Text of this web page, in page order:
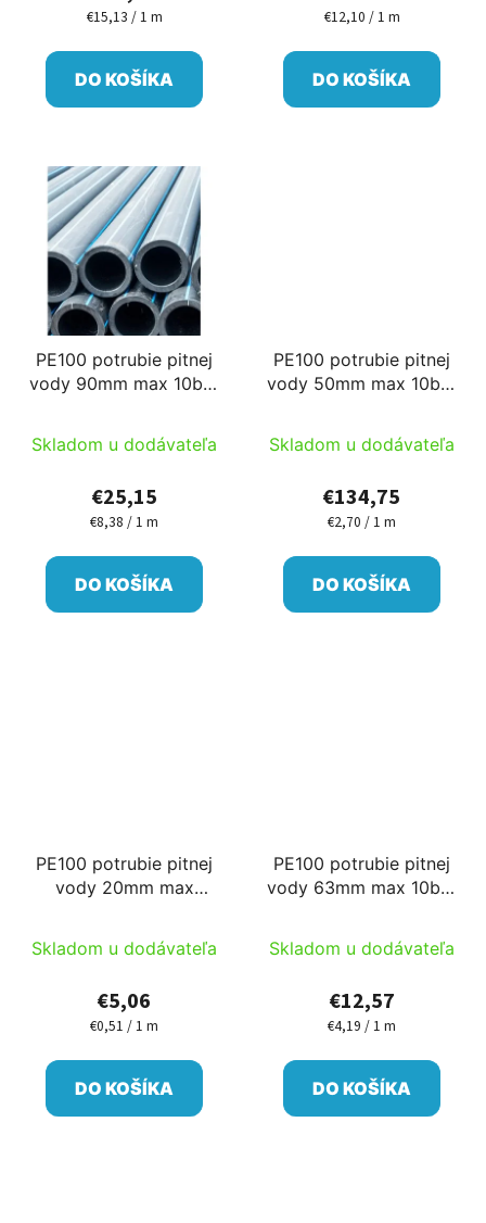
Jednotková
€15,13 / 1 m
DO KOŠÍKA
Jednotková
€12,10 / 1 m
DO KOŠÍKA
PE100 potrubie pitnej
vody 90mm max 10bar
Skladom u dodávateľa
€25,15
Jednotková
€8,38 / 1 m
DO KOŠÍKA
PE100 potrubie pitnej
vody 50mm max 10bar
Skladom u dodávateľa
€134,75
Jednotková
€2,70 / 1 m
DO KOŠÍKA
PE100 potrubie pitnej
vody 20mm max
Skladom u dodávateľa
€5,06
Jednotková
€0,51 / 1 m
DO KOŠÍKA
PE100 potrubie pitnej
vody 63mm max 10bar
Skladom u dodávateľa
€12,57
Jednotková
€4,19 / 1 m
DO KOŠÍKA